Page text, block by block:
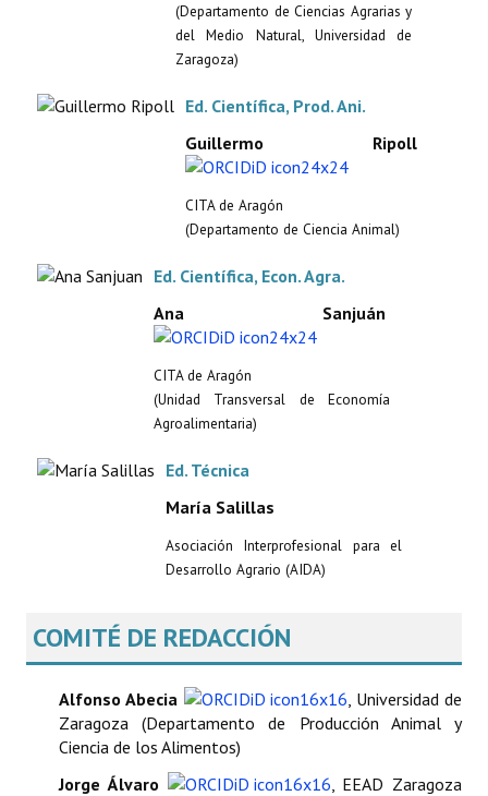
(Departamento de Ciencias Agrarias y
del Medio Natural, Universidad de
Zaragoza)
Ed. Científica, Prod. Ani.
Guillermo Ripoll
CITA de Aragón
(Departamento de Ciencia Animal)
Ed. Científica, Econ. Agra.
Ana Sanjuán
CITA de Aragón
(Unidad Transversal de Economía
Agroalimentaria)
Ed. Técnica
María Salillas
Asociación Interprofesional para el
Desarrollo Agrario (AIDA)
COMITÉ DE REDACCIÓN
Alfonso Abecia
, Universidad de
Zaragoza (Departamento de Producción Animal y
Ciencia de los Alimentos)
Jorge Álvaro
, EEAD Zaragoza